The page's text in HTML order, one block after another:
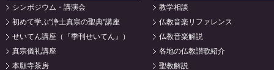
シンポジウム・講演会
初めて学ぶ"浄土真宗の聖典"講座
せいてん講座（『季刊せいてん』）
真宗儀礼講座
本願寺茶房
教学相談
仏教音楽リファレンス
仏教音楽解説
各地の仏教讃歌紹介
聖教解説